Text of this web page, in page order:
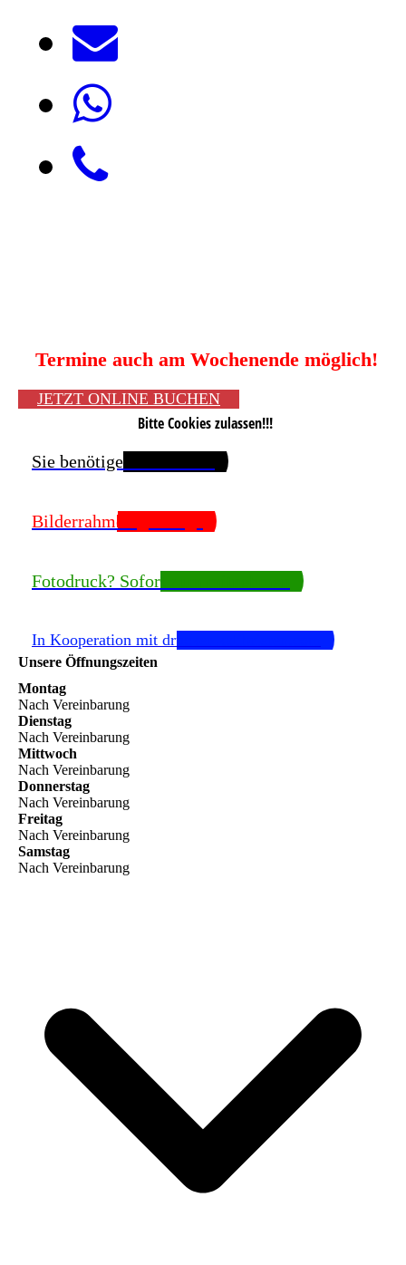
Termine auch am Wochenende möglich!
JETZT ONLINE BUCHEN
Bitte Cookies zulassen!!!
Sie benötigen Passfotos?
Bilderrahmen gefällig?
Fotodruck? Sofort zum mitnehmen
In Kooperation mit drucker-kalibrieren.com
Unsere Öffnungszeiten
Montag
Nach Vereinbarung
Dienstag
Nach Vereinbarung
Mittwoch
Nach Vereinbarung
Donnerstag
Nach Vereinbarung
Freitag
Nach Vereinbarung
Samstag
Nach Vereinbarung